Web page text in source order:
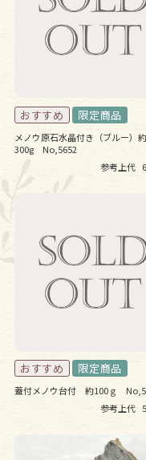
メノウ原石水晶付き（ブルー）約
300g No,5652
参考上代
蓋付メノウ台付 約100ｇ
参考上代